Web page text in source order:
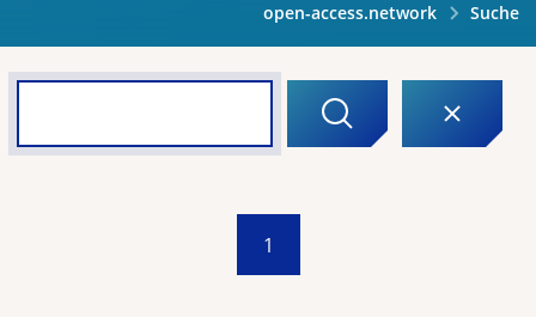
open-access.network Suche
1